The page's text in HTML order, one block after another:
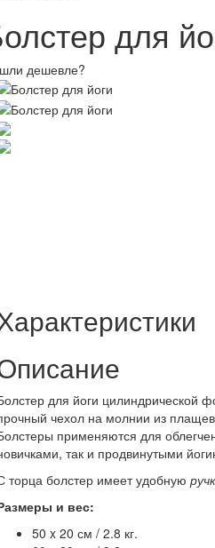
для
дешевле?
для йоги
чехол на молнии из
применяются для
так и продвинутыми
торца болстер имеет удобную
и вес:
50 x 20 см / 2.8 кг.